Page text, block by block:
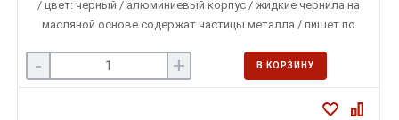
/ цвет: черный / алюминиевый корпус / жидкие чернила на
масляной основе содержат частицы металла / пишет по
- + В КОРЗИНУ